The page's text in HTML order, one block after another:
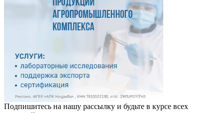
Подпишитесь на нашу рассылку и будьте в курсе всех